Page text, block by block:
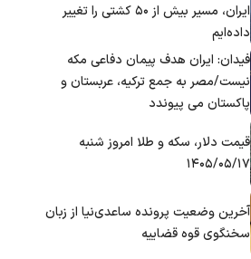
ایران، مسیر بیش از ۵۰ کشتی را تغییر
داده‌ایم
فیدان: ایران هدف پیمان دفاعی مکه
نیست/مصر به جمع ترکیه، عربستان و
پاکستان می پیوندد
قیمت دلار، سکه و طلا امروز شنبه
۱۴۰۵/۰۵/۱۷
آخرین وضعیت پرونده ساعدی‌نیا از زبان
سخنگوی قوه قضاییه